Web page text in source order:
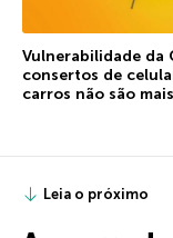
Vulnerabilidade da
consertos de
carros não são
Leia o próximo